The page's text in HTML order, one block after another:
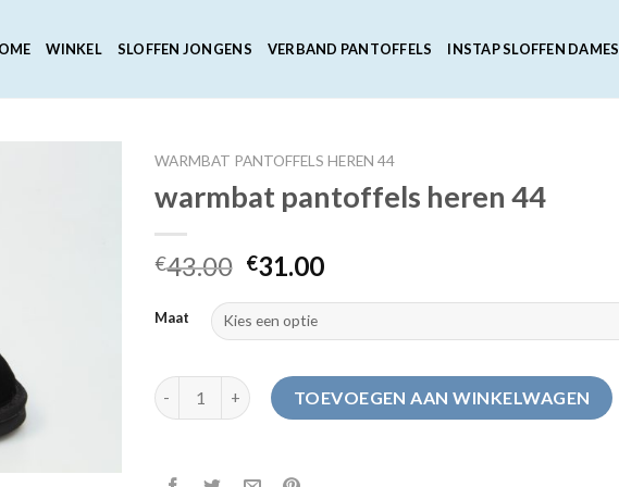
WINKEL SLOFFEN JONGENS VERBAND PANTOFFELS INSTAP SLOFFEN DAMES
WARMBAT PANTOFFELS HEREN 44
warmbat pantoffels heren 44
€43.00 €31.00
Maat
warmbat pantoffels heren 44 aantalTOEVOEGEN AAN WINKELWAGEN